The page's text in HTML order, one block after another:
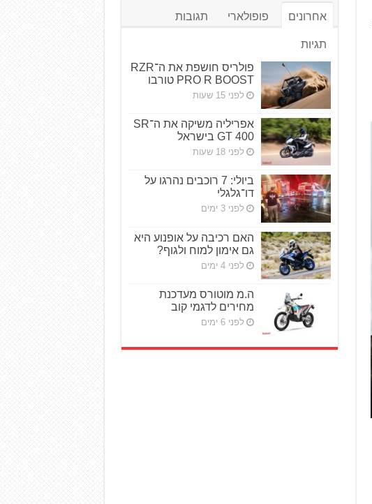
אחרונים פופולארי תגובות
תגיות
פולריס חושפת את ה־RZR
PRO R BOOST טורבו
לפני 15 שעות
אפריליה משיקה את ה־SR
GT 400 בישראל
לפני 18 שעות
ביולי: 7 רוכבים נהרגו על
דו־גלגלי
לפני 3 ימים
האם רכיבה על אופנוע היא
גם אימון למוח ולגוף?
לפני 4 ימים
ה.מ מוטורס מעדכנת
מחירים לדגמי קוב
לפני 6 ימים